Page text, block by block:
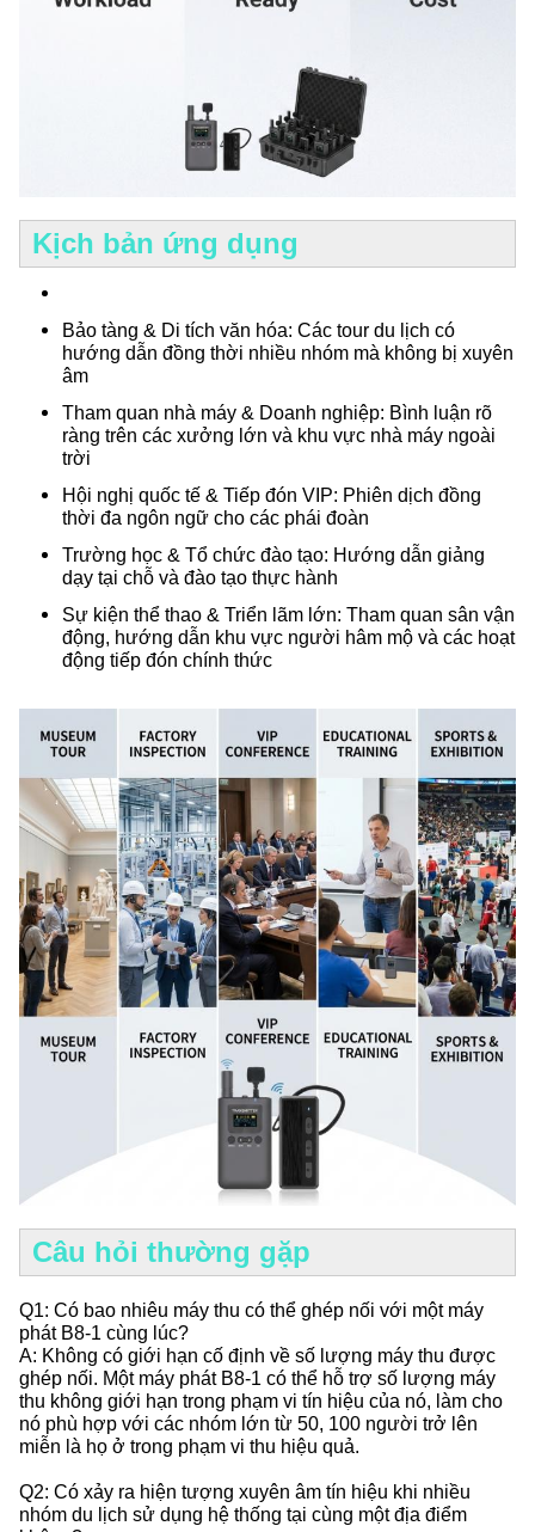
Kịch bản ứng dụng
Bảo tàng & Di tích văn hóa: Các tour du lịch có
hướng dẫn đồng thời nhiều nhóm mà không bị xuyên
âm
Tham quan nhà máy & Doanh nghiệp: Bình luận rõ
ràng trên các xưởng lớn và khu vực nhà máy ngoài
trời
Hội nghị quốc tế & Tiếp đón VIP: Phiên dịch đồng
thời đa ngôn ngữ cho các phái đoàn
Trường học & Tổ chức đào tạo: Hướng dẫn giảng
dạy tại chỗ và đào tạo thực hành
Sự kiện thể thao & Triển lãm lớn: Tham quan sân vận
động, hướng dẫn khu vực người hâm mộ và các hoạt
động tiếp đón chính thức
Câu hỏi thường gặp
Q1: Có bao nhiêu máy thu có thể ghép nối với một máy
phát B8-1 cùng lúc?
A: Không có giới hạn cố định về số lượng máy thu được
ghép nối. Một máy phát B8-1 có thể hỗ trợ số lượng máy
thu không giới hạn trong phạm vi tín hiệu của nó, làm cho
nó phù hợp với các nhóm lớn từ 50, 100 người trở lên
miễn là họ ở trong phạm vi thu hiệu quả.
Q2: Có xảy ra hiện tượng xuyên âm tín hiệu khi nhiều
nhóm du lịch sử dụng hệ thống tại cùng một địa điểm